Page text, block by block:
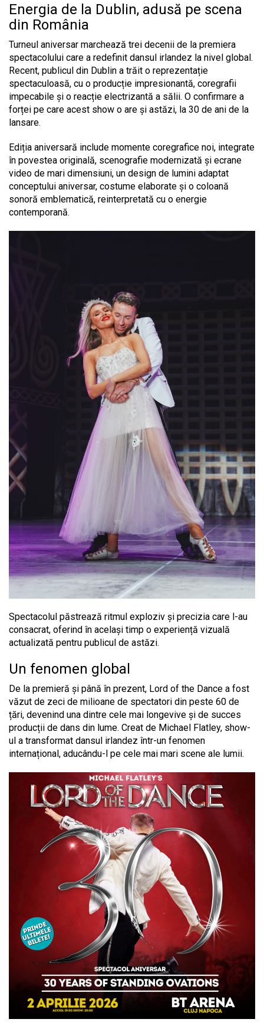
Energia de la Dublin, adusă pe scena
din România
Turneul aniversar marchează trei decenii de la premiera
spectacolului care a redefinit dansul irlandez la nivel global.
Recent, publicul din Dublin a trăit o reprezentație
spectaculoasă, cu o producție impresionantă, coregrafii
impecabile și o reacție electrizantă a sălii. O confirmare a
forței pe care acest show o are și astăzi, la 30 de ani de la
lansare.
Ediția aniversară include momente coregrafice noi, integrate
în povestea originală, scenografie modernizată și ecrane
video de mari dimensiuni, un design de lumini adaptat
conceptului aniversar, costume elaborate și o coloană
sonoră emblematică, reinterpretată cu o energie
contemporană.
Spectacolul păstrează ritmul exploziv și precizia care l-au
consacrat, oferind în același timp o experiență vizuală
actualizată pentru publicul de astăzi.
Un fenomen global
De la premieră și până în prezent, Lord of the Dance a fost
văzut de zeci de milioane de spectatori din peste 60 de
țări, devenind una dintre cele mai longevive și de succes
producții de dans din lume. Creat de Michael Flatley, show-
ul a transformat dansul irlandez într-un fenomen
internațional, aducându-l pe cele mai mari scene ale lumii.